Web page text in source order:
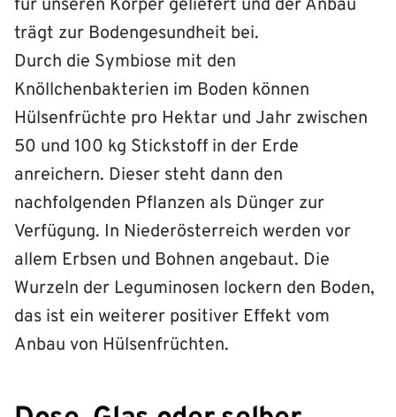
für unseren Körper geliefert und der Anbau
trägt zur Bodengesundheit bei.
Durch die Symbiose mit den
Knöllchenbakterien im Boden können
Hülsenfrüchte pro Hektar und Jahr zwischen
50 und 100 kg Stickstoff in der Erde
anreichern. Dieser steht dann den
nachfolgenden Pflanzen als Dünger zur
Verfügung. In Niederösterreich werden vor
allem Erbsen und Bohnen angebaut. Die
Wurzeln der Leguminosen lockern den Boden,
das ist ein weiterer positiver Effekt vom
Anbau von Hülsenfrüchten.